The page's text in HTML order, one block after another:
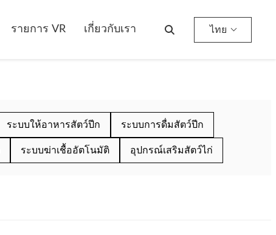
รายการ VR เกี่ยวกับเรา ไทย
ระบบให้อาหารสัตว์ปีก ระบบการดื่มสัตว์ปีก
ระบบฆ่าเชื้ออัตโนมัติ อุปกรณ์เสริมสัตว์ไก่